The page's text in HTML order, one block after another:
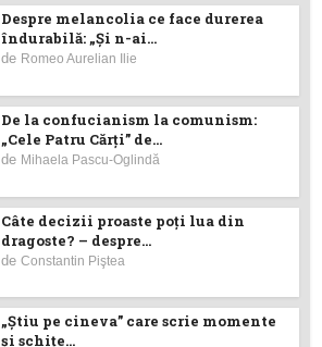
Despre melancolia ce face durerea
îndurabilă: „Și n-ai...
de Romeo Aurelian Ilie
De la confucianism la comunism:
„Cele Patru Cărți” de...
de Mihaela Pascu-Oglindă
Câte decizii proaste poţi lua din
dragoste? – despre...
deConstantin Piştea
„Știu pe cineva” care scrie momente
și schițe...